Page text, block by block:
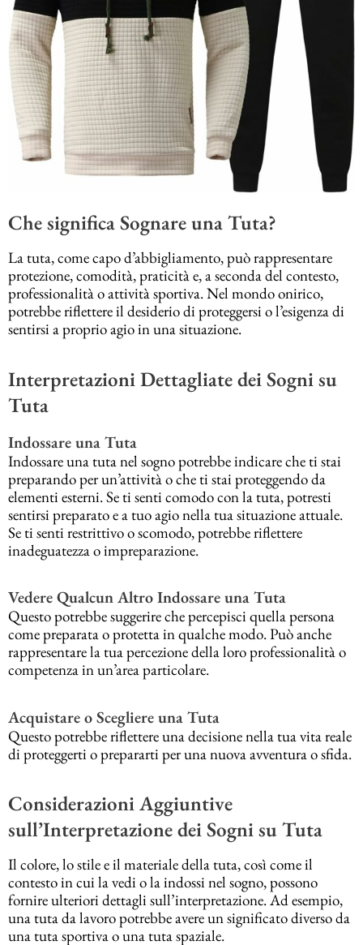
Che significa Sognare una Tuta?
La tuta, come capo d’abbigliamento, può rappresentare
protezione, comodità, praticità e, a seconda del contesto,
professionalità o attività sportiva. Nel mondo onirico,
potrebbe riflettere il desiderio di proteggersi o l’esigenza di
sentirsi a proprio agio in una situazione.
Interpretazioni Dettagliate dei Sogni su
Tuta
Indossare una Tuta
Indossare una tuta nel sogno potrebbe indicare che ti stai
preparando per un’attività o che ti stai proteggendo da
elementi esterni. Se ti senti comodo con la tuta, potresti
sentirsi preparato e a tuo agio nella tua situazione attuale.
Se ti senti restrittivo o scomodo, potrebbe riflettere
inadeguatezza o impreparazione.
Vedere Qualcun Altro Indossare una Tuta
Questo potrebbe suggerire che percepisci quella persona
come preparata o protetta in qualche modo. Può anche
rappresentare la tua percezione della loro professionalità o
competenza in un’area particolare.
Acquistare o Scegliere una Tuta
Questo potrebbe riflettere una decisione nella tua vita reale
di proteggerti o prepararti per una nuova avventura o sfida.
Considerazioni Aggiuntive
sull’Interpretazione dei Sogni su Tuta
Il colore, lo stile e il materiale della tuta, così come il
contesto in cui la vedi o la indossi nel sogno, possono
fornire ulteriori dettagli sull’interpretazione. Ad esempio,
una tuta da lavoro potrebbe avere un significato diverso da
una tuta sportiva o una tuta spaziale.